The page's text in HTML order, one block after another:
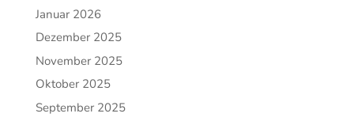
Januar 2026
Dezember 2025
November 2025
Oktober 2025
September 2025